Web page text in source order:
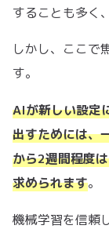
することも多く
しかし、ここで
す。
AIが新しい設定
出すためには、
から2週間程度
求められます。
機械学習を信頼